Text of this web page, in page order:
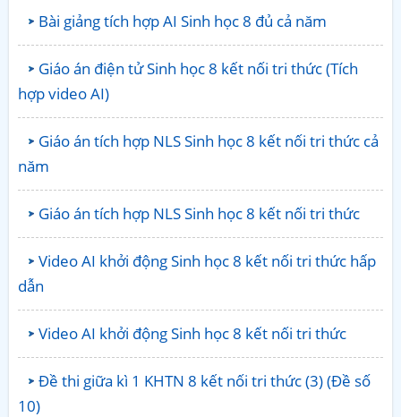
Bài giảng tích hợp AI Sinh học 8 đủ cả năm
Giáo án điện tử Sinh học 8 kết nối tri thức (Tích
hợp video AI)
Giáo án tích hợp NLS Sinh học 8 kết nối tri thức cả
năm
Giáo án tích hợp NLS Sinh học 8 kết nối tri thức
Video AI khởi động Sinh học 8 kết nối tri thức hấp
dẫn
Video AI khởi động Sinh học 8 kết nối tri thức
Đề thi giữa kì 1 KHTN 8 kết nối tri thức (3) (Đề số
10)